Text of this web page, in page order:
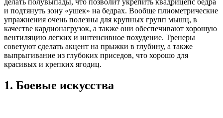
делать полувыпады, что позволит укрепить квадрицепс бедра
и подтянуть зону «ушек» на бедрах. Вообще плиометрические
упражнения очень полезны для крупных групп мышц, в
качестве кардионагрузок, а также они обеспечивают хорошую
вентиляцию легких и интенсивное похудение. Тренеры
советуют сделать акцент на прыжки в глубину, а также
выпрыгивание из глубоких приседов, что хорошо для
красивых и крепких ягодиц.
1. Боевые искусства